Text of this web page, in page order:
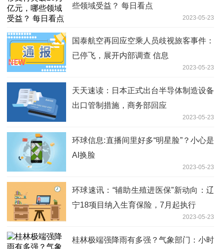
些领域受益？ 每日看点
2023-05-23
国泰航空再回应空乘人员歧视旅客事件：
已停飞，展开内部调查 信息
2023-05-23
天天速读：日本正式出台半导体制造设备
出口管制措施，商务部回应
2023-05-23
环球信息:直播间里好多“明星脸”？小心是
AI换脸
2023-05-23
环球速讯：“辅助生殖进医保”新动向：辽
宁18项目纳入生育保险，7月起执行
2023-05-23
桂林极端强降雨有多强？气象部门：小时